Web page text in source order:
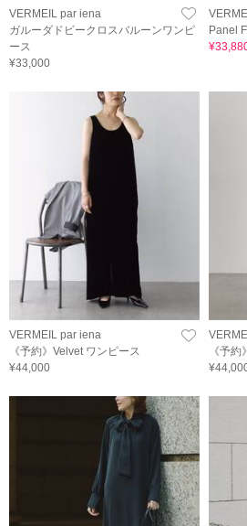
VERMEIL par iena
ガルーダドビークロスバルーンワンピ
ース
¥33,000
Panel
VERMEIL par iena
《予約》Velvet ワンピース
¥44,000
《予